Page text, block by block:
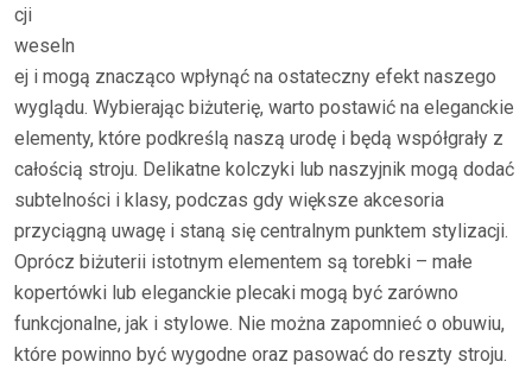
cji
weseln
ej i mogą znacząco wpłynąć na ostateczny efekt naszego
wyglądu. Wybierając biżuterię, warto postawić na eleganckie
elementy, które podkreślą naszą urodę i będą współgrały z
całością stroju. Delikatne kolczyki lub naszyjnik mogą dodać
subtelności i klasy, podczas gdy większe akcesoria
przyciągną uwagę i staną się centralnym punktem stylizacji.
Oprócz biżuterii istotnym elementem są torebki – małe
kopertówki lub eleganckie plecaki mogą być zarówno
funkcjonalne, jak i stylowe. Nie można zapomnieć o obuwiu,
które powinno być wygodne oraz pasować do reszty stroju.